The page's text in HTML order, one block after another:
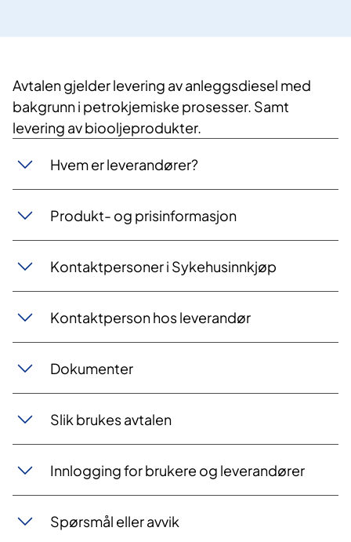
Avtalen gjelder levering av anleggsdiesel med
bakgrunn i petrokjemiske prosesser. Samt
levering av biooljeprodukter.
Hvem er leverandører?
Produkt- og prisinformasjon
Kontaktpersoner i Sykehusinnkjøp
Kontaktperson hos leverandør
Dokumenter
Slik brukes avtalen
Innlogging for brukere og leverandører
Spørsmål eller avvik